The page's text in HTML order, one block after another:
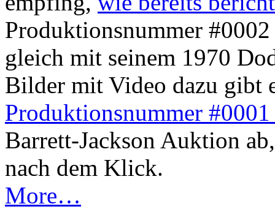
Produktionsnummer
gleich mit seinem 1970
Bilder mit Video dazu gibt
Produktionsnummer
Barrett-Jackson Auktion
nach dem Klick.
More…